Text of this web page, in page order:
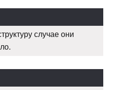
случае они